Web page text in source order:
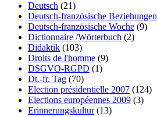
Deutsch (21)
Deutsch-französische Beziehungen
Deutsch-französische Woche (9)
Dictionnaire /Wörterbuch (2)
Didaktik (103)
Droits de l'homme (9)
DSGVO-RGPD (1)
Dt.-fr. Tag (70)
Election présidentielle 2007 (124)
Elections européennes 2009 (3)
Erinnerungskultur(13)